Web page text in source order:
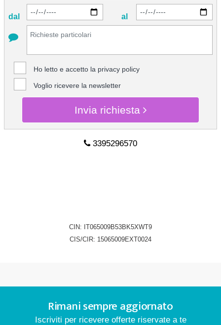
dal al
Ho letto e accetto la privacy policy
Voglio ricevere la newsletter
Invia richiesta
3395296570
CIN: IT065009B53BK5XWT9
CIS/CIR: 15065009EXT0024
Rimani sempre aggiornato
Iscriviti per ricevere offerte riservate a te